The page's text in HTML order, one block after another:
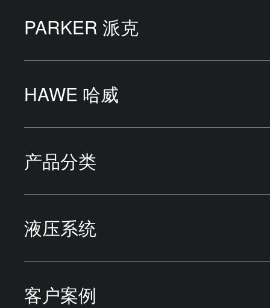
PARKER 派克
液压泵
液压马达
HAWE 哈威
液压泵站
液压泵
产品分类
HYDAC贺德克
TOKYO KEIKI东京计器
液压系统
机床行业
客户案例